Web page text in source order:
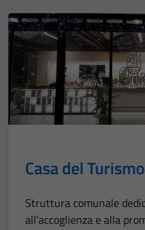
Casa del Turismo
Struttura comunale
all’accoglienza e alla